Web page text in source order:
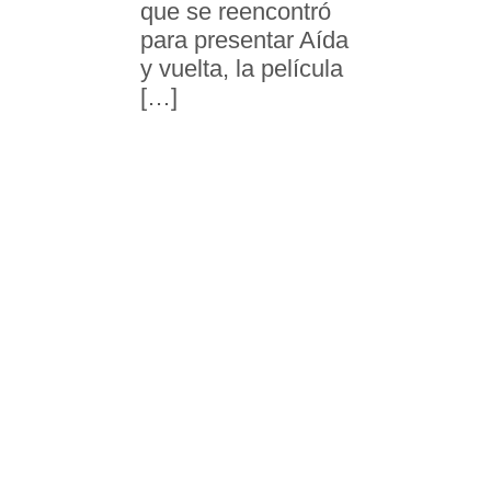
que se reencontró
para presentar Aída
y vuelta, la película
[…]